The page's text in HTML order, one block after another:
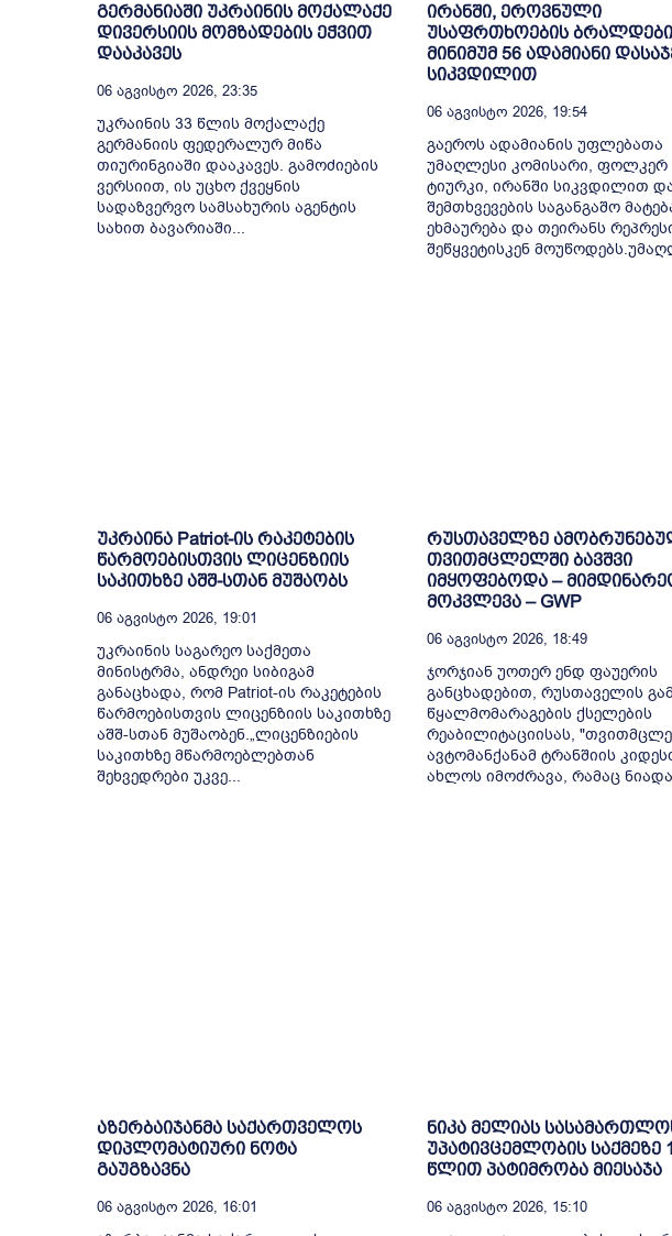
გერმანიაში უკრაინის მოქალაქე
დივერსიის მომზადების ეჭვით
დააკავეს
06 Აგვისტო 2026, 23:35
უკრაინის 33 წლის მოქალაქე
გერმანიის ფედერალურ მიწა
თიურინგიაში დააკავეს. გამოძიების
ვერსიით, ის უცხო ქვეყნის
სადაზვერვო სამსახურის აგენტის
სახით ბავარიაში...
ირანში, ეროვნული
უსაფრთხოების
მინიმუმ 56 ადამიანი
სიკვდილით
06 Აგვისტო 2026, 19:54
გაეროს ადამიანის უფლებათა
უმაღლესი კომისარი, ფოლკერ
ტიურკი, ირანში სიკვდილით
შემთხვევების საგანგაშო
ეხმაურება და თეირანს
შეწყვეტისკენ
უკრაინა Patriot-ის რაკეტების
წარმოებისთვის ლიცენზიის
საკითხზე აშშ-სთან მუშაობს
06 Აგვისტო 2026, 19:01
უკრაინის საგარეო საქმეთა
მინისტრმა, ანდრეი სიბიგამ
განაცხადა, რომ Patriot-ის რაკეტების
წარმოებისთვის ლიცენზიის საკითხზე
აშშ-სთან მუშაობენ.„ლიცენზიების
საკითხზე მწარმოებლებთან
შეხვედრები უკვე...
რუსთაველზე
თვითმცლელში ბავშვი
იმყოფებოდა –
მოკვლევა – GWP
06 Აგვისტო 2026, 18:49
ჯორჯიან უოთერ ენდ ფაუერის
განცხადებით, რუსთაველის
წყალმომარაგების ქსელების
რეაბილიტაციისას,
ავტომანქანამ ტრანშიის
ახლოს იმოძრავა, რამაც
აზერბაიჯანმა საქართველოს
დიპლომატიური ნოტა
გაუგზავნა
06 Აგვისტო 2026, 16:01
ნიკა მელიას
უპატივცემლობის საქმეზე
წლით პატიმრობა მიესაჯა
06 Აგვისტო 2026, 15:10